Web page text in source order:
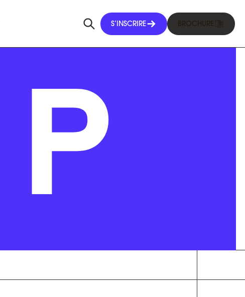
S’INSCRIRE BROCHURE
P